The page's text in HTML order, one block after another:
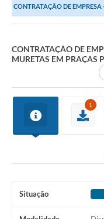
CONTRATAÇÃO DE
CONTRATAÇÃO DE
MURETAS EM PRAÇAS
1
Situação